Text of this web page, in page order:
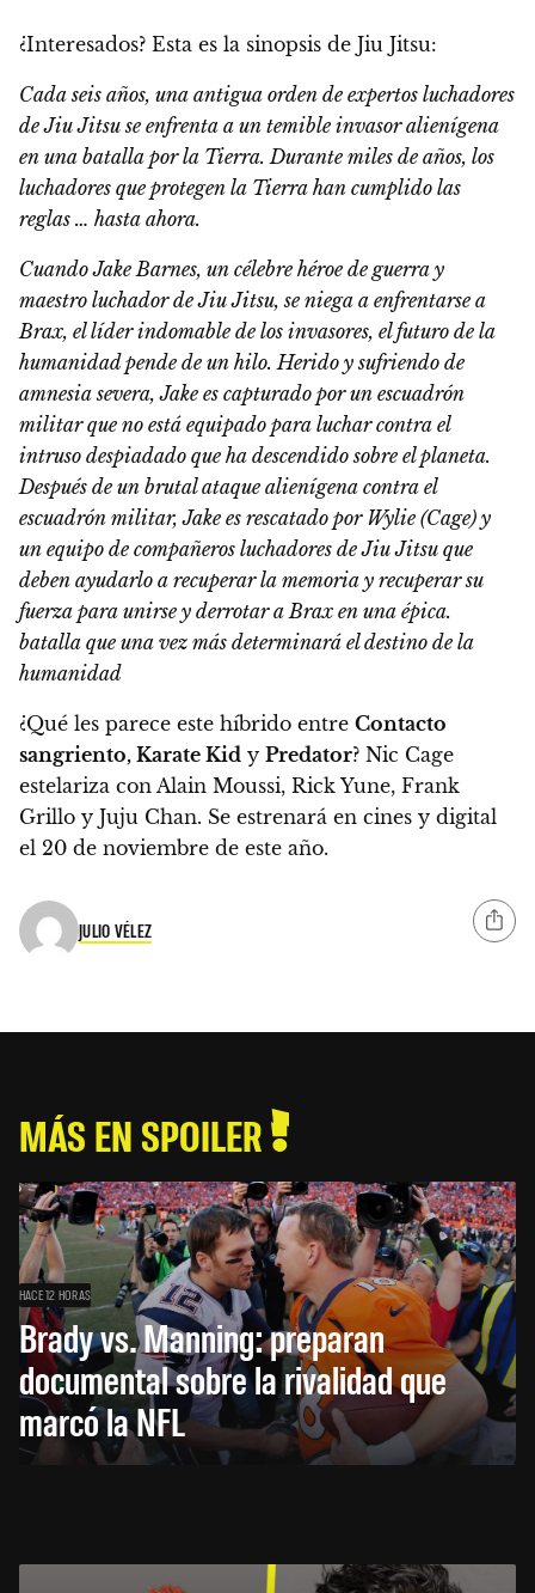
¿Interesados? Esta es la sinopsis de Jiu Jitsu:
Cada seis años, una antigua orden de expertos luchadores
de Jiu Jitsu se enfrenta a un temible invasor alienígena
en una batalla por la Tierra. Durante miles de años, los
luchadores que protegen la Tierra han cumplido las
reglas … hasta ahora.
Cuando Jake Barnes, un célebre héroe de guerra y
maestro luchador de Jiu Jitsu, se niega a enfrentarse a
Brax, el líder indomable de los invasores, el futuro de la
humanidad pende de un hilo. Herido y sufriendo de
amnesia severa, Jake es capturado por un escuadrón
militar que no está equipado para luchar contra el
intruso despiadado que ha descendido sobre el planeta.
Después de un brutal ataque alienígena contra el
escuadrón militar, Jake es rescatado por Wylie (Cage) y
un equipo de compañeros luchadores de Jiu Jitsu que
deben ayudarlo a recuperar la memoria y recuperar su
fuerza para unirse y derrotar a Brax en una épica.
batalla que una vez más determinará el destino de la
humanidad
¿Qué les parece este híbrido entre Contacto
sangriento, Karate Kid y Predator? Nic Cage
estelariza con Alain Moussi, Rick Yune, Frank
Grillo y Juju Chan. Se estrenará en cines y digital
el 20 de noviembre de este año.
JULIO VÉLEZ
MÁS EN SPOILER
HACE 12 HORAS
Brady vs. Manning: preparan
documental sobre la rivalidad que
marcó la NFL